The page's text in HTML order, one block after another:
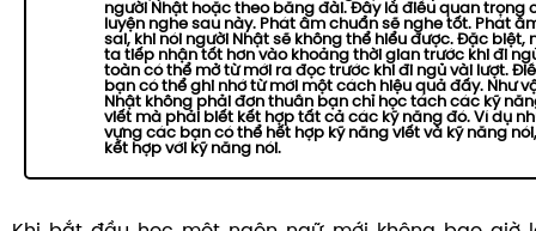
người Nhật hoặc theo băng đài. Đây là điều quan trọng
luyện nghe sau này. Phát âm chuẩn sẽ nghe tốt. Phát
sai, khi nói người Nhật sẽ không thể hiểu được. Đặc biệt,
ta tiếp nhận tốt hơn vào khoảng thời gian trước khi đi
toàn có thể mở từ mới ra đọc trước khi đi ngủ vài lượt.
bạn có thể ghi nhớ từ mới một cách hiệu quả đấy. Như
Nhật không phải đơn thuần bạn chỉ học tách các kỹ
viết mà phải biết kết hợp tất cả các kỹ năng đó. Ví dụ
vựng các bạn có thể hết hợp kỹ năng viết và kỹ năng
kết hợp với kỹ năng nói.